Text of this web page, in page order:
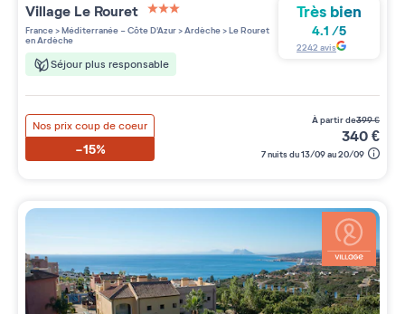
Village Le Rouret
3 étoiles sur 5
France>Méditerranée - Côte D'Azur>Ardèche>Le Rouret
en Ardèche
Séjour plus responsable
Très bien
4.1 /5
2242 avis
Nos prix coup de coeur
-15%
à partir de399€
340€
7 nuits du 13/09 au 20/09